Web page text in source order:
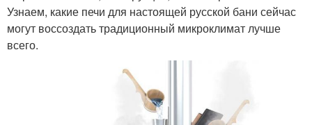
Узнаем, какие печи для настоящей русской бани сейчас
могут воссоздать традиционный микроклимат лучше
всего.